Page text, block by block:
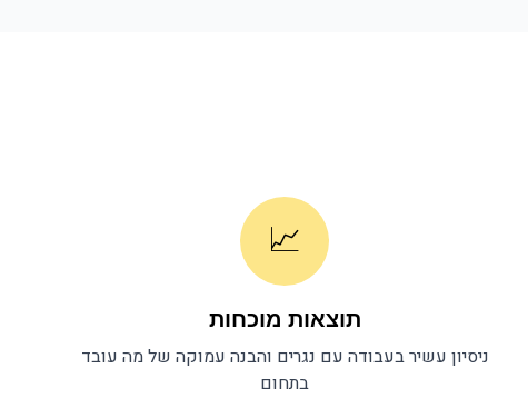
📈
תוצאות מוכחות
ניסיון עשיר בעבודה עם נגרים והבנה עמוקה של מה עובד
בתחום